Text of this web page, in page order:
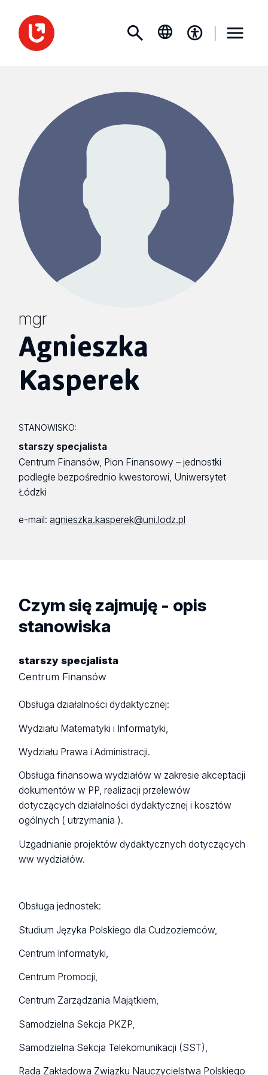
mgr
Agnieszka
Kasperek
STANOWISKO:
starszy specjalista
Centrum Finansów, Pion Finansowy – jednostki
podległe bezpośrednio kwestorowi, Uniwersytet
Łódzki
e-mail:agnieszka.kasperek@uni.lodz.pl
Czym się zajmuję - opis
stanowiska
starszy specjalista
Centrum Finansów
Obsługa działalności dydaktycznej:
Wydziału Matematyki i Informatyki,
Wydziału Prawa i Administracji.
Obsługa finansowa wydziałów w zakresie akceptacji
dokumentów w PP, realizacji przelewów
dotyczących działalności dydaktycznej i kosztów
ogólnych ( utrzymania ).
Uzgadnianie projektów dydaktycznych dotyczących
ww wydziałów.
Obsługa jednostek:
Studium Języka Polskiego dla Cudzoziemców,
Centrum Informatyki,
Centrum Promocji,
Centrum Zarządzania Majątkiem,
Samodzielna Sekcja PKZP,
Samodzielna Sekcja Telekomunikacji (SST),
Rada Zakładowa Związku Nauczycielstwa Polskiego